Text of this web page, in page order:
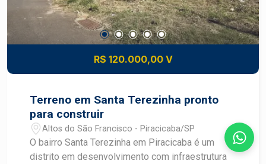
R$ 120.000,00 V
Terreno em Santa Terezinha pronto
para construir
Altos do São Francisco - Piracicaba/SP
O bairro Santa Terezinha em Piracicaba é um
distrito em desenvolvimento com infraestrutura